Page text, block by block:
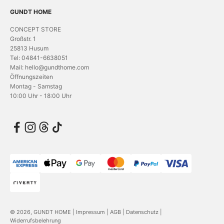
GUNDT HOME
CONCEPT STORE
Großstr. 1
25813 Husum
Tel: 04841-6638051
Mail: hello@gundthome.com
Öffnungszeiten
Montag - Samstag
10:00 Uhr - 18:00 Uhr
© 2026, GUNDT HOME | Impressum AGB Datenschutz
Widerrufsbelehrung